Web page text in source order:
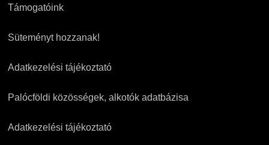
Támogatóink
Süteményt hozzanak!
Adatkezelési tájékoztató
Palócföldi közösségek, alkotók adatbázisa
Adatkezelési tájékoztató